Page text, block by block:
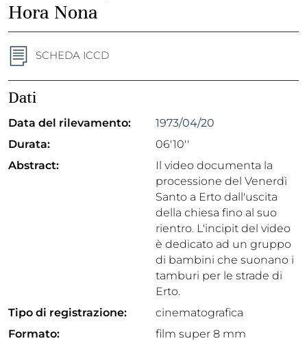
Hora Nona
SCHEDA ICCD
Dati
Data del rilevamento:
1973/04/20
Durata:
06'10''
Abstract:
Il video documenta la
processione del Venerdì
Santo a Erto dall'uscita
della chiesa fino al suo
rientro. L'incipit del video
è dedicato ad un gruppo
di bambini che suonano i
tamburi per le strade di
Erto.
Tipo di registrazione:
cinematografica
Formato:
film super 8 mm